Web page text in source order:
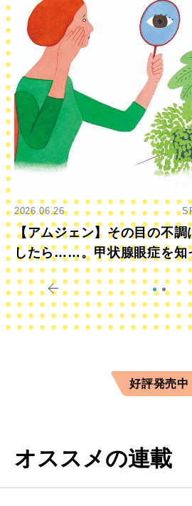
2026.06.26
【アムジェン】その目の不調
したら……。甲状腺眼症を知
すか？
好評発売中
オススメの連載